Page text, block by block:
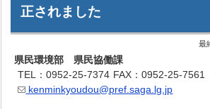
正されました
最
県民環境部 県民協働課
TEL：0952-25-7374 FAX：0952-25-7561
kenminkyoudou@pref.saga.lg.jp